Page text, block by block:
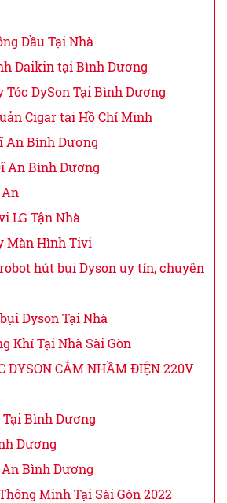
Dầu Tại Nhà
Daikin tại Bình Dương
Tóc DySon Tại Bình Dương
Cigar tại Hồ Chí Minh
An Bình Dương
An Bình Dương
LG Tận Nhà
Màn Hình Tivi
hút bụi Dyson uy tín, chuyên
Dyson Tại Nhà
Khí Tại Nhà Sài Gòn
DYSON CẮM NHẦM ĐIỆN 220V
Bình Dương
Dương
Bình Dương
Minh Tại Sài Gòn 2022